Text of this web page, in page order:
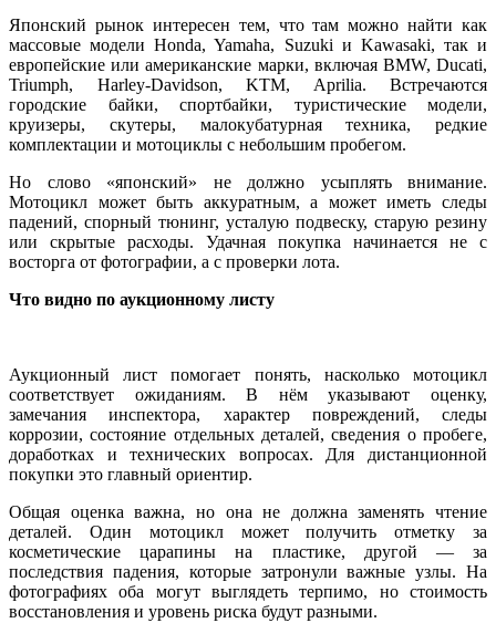
Японский рынок интересен тем, что там можно найти как
массовые модели Honda, Yamaha, Suzuki и Kawasaki, так и
европейские или американские марки, включая BMW, Ducati,
Triumph, Harley-Davidson, KTM, Aprilia. Встречаются
городские байки, спортбайки, туристические модели,
круизеры, скутеры, малокубатурная техника, редкие
комплектации и мотоциклы с небольшим пробегом.
Но слово «японский» не должно усыплять внимание.
Мотоцикл может быть аккуратным, а может иметь следы
падений, спорный тюнинг, усталую подвеску, старую резину
или скрытые расходы. Удачная покупка начинается не с
восторга от фотографии, а с проверки лота.
Что видно по аукционному листу
Аукционный лист помогает понять, насколько мотоцикл
соответствует ожиданиям. В нём указывают оценку,
замечания инспектора, характер повреждений, следы
коррозии, состояние отдельных деталей, сведения о пробеге,
доработках и технических вопросах. Для дистанционной
покупки это главный ориентир.
Общая оценка важна, но она не должна заменять чтение
деталей. Один мотоцикл может получить отметку за
косметические царапины на пластике, другой — за
последствия падения, которые затронули важные узлы. На
фотографиях оба могут выглядеть терпимо, но стоимость
восстановления и уровень риска будут разными.